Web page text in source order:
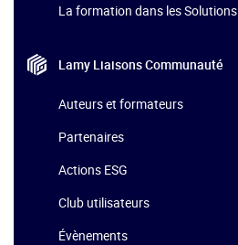
La formation dans les Solutions
Lamy LiaisonsCommunauté
Auteurs et formateurs
Partenaires
Actions ESG
Club utilisateurs
Évènements